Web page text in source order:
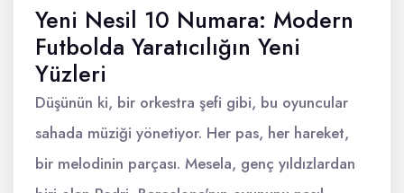
Yeni Nesil 10 Numara: Modern
Futbolda Yaratıcılığın Yeni
Yüzleri
Düşünün ki, bir orkestra şefi gibi, bu oyuncular
sahada müziği yönetiyor. Her pas, her hareket,
bir melodinin parçası. Mesela, genç yıldızlardan